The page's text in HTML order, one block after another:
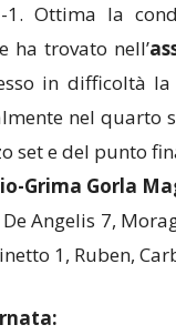
1. Ottima la
ha trovato nell’
in difficoltà
nel quarto
set e del punto
Grima Gorla
Angelis 7,
1, Ruben,